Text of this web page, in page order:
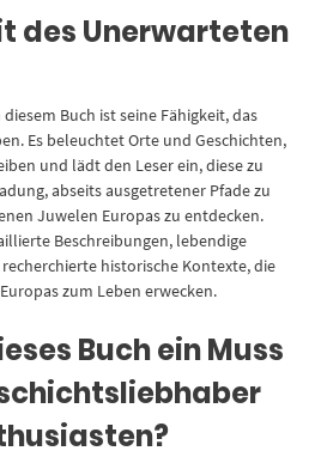
des Unerwarteten
Buch ist seine Fähigkeit, das
Es beleuchtet Orte und Geschichten,
und lädt den Leser ein, diese zu
abseits ausgetretener Pfade zu
Juwelen Europas zu entdecken.
Beschreibungen, lebendige
historische Kontexte, die
zum Leben erwecken.
Buch ein Muss